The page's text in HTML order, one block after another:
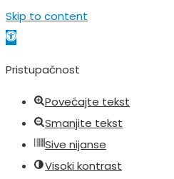
Skip to content
Open toolbar
Pristupačnost
Povećajte tekst
Smanjite tekst
Sive nijanse
Visoki kontrast